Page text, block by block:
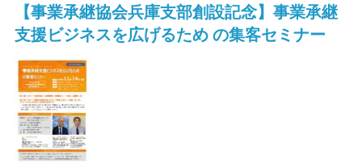
【事業承継協会兵庫支部創設記念】事業承継
支援ビジネスを広げるため の集客セミナー